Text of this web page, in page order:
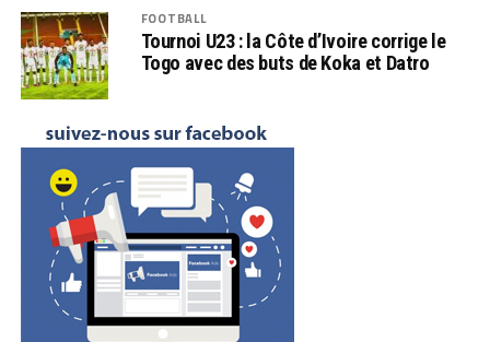
FOOTBALL
Tournoi U23 : la Côte d’Ivoire corrige le
Togo avec des buts de Koka et Datro